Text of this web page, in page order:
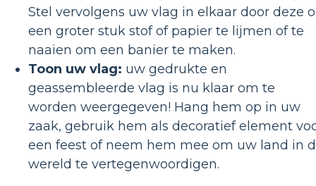
Stel vervolgens uw vlag in elkaar door deze
een groter stuk stof of papier te lijmen of te
naaien om een ​​banier te maken.
Toon uw vlag: uw gedrukte en
geassembleerde vlag is nu klaar om te
worden weergegeven! Hang hem op in uw
zaak, gebruik hem als decoratief element
een feest of neem hem mee om uw land in
wereld te vertegenwoordigen.